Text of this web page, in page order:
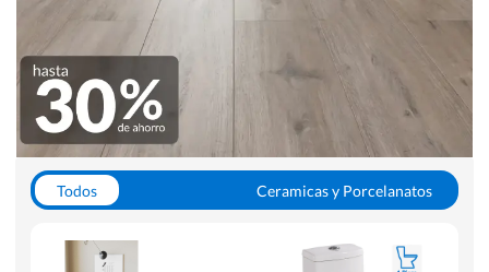
Todos
Ceramicas y Porcelanatos
WC y Sanitarios
Pisos Flotantes y Laminados